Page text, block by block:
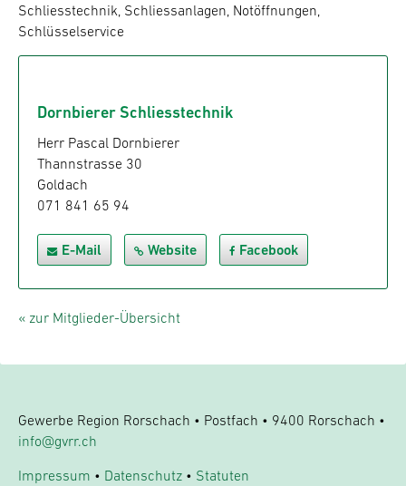
Schliesstechnik, Schliessanlagen, Notöffnungen,
Schlüsselservice
Dornbierer Schliesstechnik
Herr Pascal Dornbierer
Thannstrasse 30
Goldach
071 841 65 94
E-Mail Website Facebook
« zur Mitglieder-Übersicht
Gewerbe Region Rorschach • Postfach • 9400 Rorschach •
info@gvrr.ch
Impressum • Datenschutz • Statuten